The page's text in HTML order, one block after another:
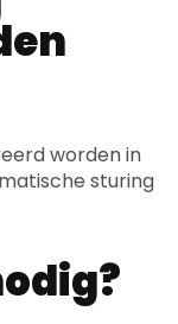
worden in
sturing